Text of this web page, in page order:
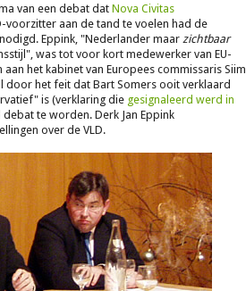
van een debat datNova Civitas
voorzitter aan de tand te voelen had de
Eppink, "Nederlander maar zichtbaar
was tot voor kort medewerker van EU-
het kabinet van Europees commissaris Siim
door het feit dat Bart Somers ooit verklaard
is (verklaring die gesignaleerd werd in
te worden. Derk Jan Eppink
over de VLD.